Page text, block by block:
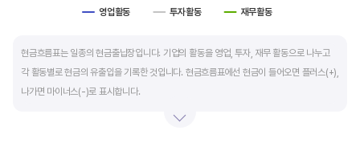
영업활동 투자활동 재무활동
현금흐름표는 일종의 현금출납장입니다. 기업의 활동을 영업, 투자, 재무 활동으로 나누고
각 활동별로 현금의 유출입을 기록한 것입니다. 현금흐름표에선 현금이 들어오면 플러스(+),
나가면 마이너스(-)로 표시합니다.